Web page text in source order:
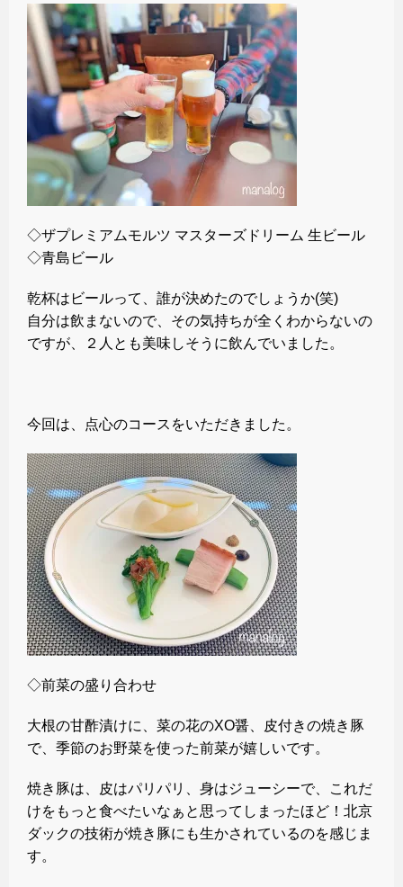
◇ザプレミアムモルツ マスターズドリーム 生ビール
◇青島ビール
乾杯はビールって、誰が決めたのでしょうか(笑)
自分は飲まないので、その気持ちが全くわからないの
ですが、２人とも美味しそうに飲んでいました。
今回は、点心のコースをいただきました。
◇前菜の盛り合わせ
大根の甘酢漬けに、菜の花のXO醤、皮付きの焼き豚
で、季節のお野菜を使った前菜が嬉しいです。
焼き豚は、皮はパリパリ、身はジューシーで、これだ
けをもっと食べたいなぁと思ってしまったほど！北京
ダックの技術が焼き豚にも生かされているのを感じま
す。